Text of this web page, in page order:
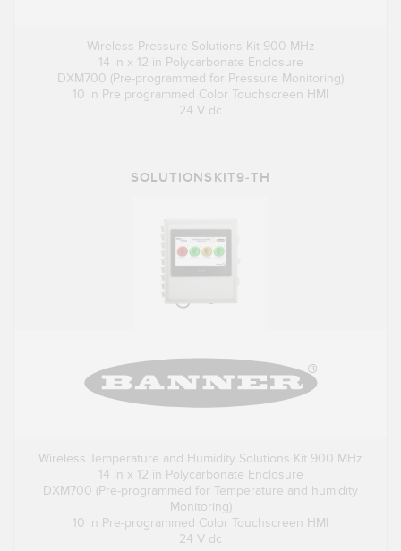
Wireless Pressure Solutions Kit 900 MHz
14 in x 12 in Polycarbonate Enclosure
DXM700 (Pre-programmed for Pressure Monitoring)
10 in Pre programmed Color Touchscreen HMI
24 V dc
SOLUTIONSKIT9-TH
Wireless Temperature and Humidity Solutions Kit 900 MHz
14 in x 12 in Polycarbonate Enclosure
DXM700 (Pre-programmed for Temperature and humidity
Monitoring)
10 in Pre-programmed Color Touchscreen HMI
24 V dc